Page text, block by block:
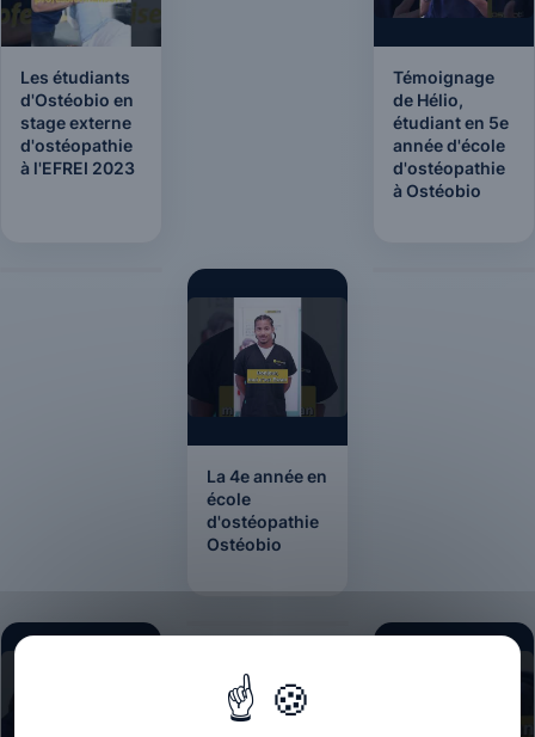
Les étudiants
d'Ostéobio en
stage externe
d'ostéopathie
à l'EFREI 2023
Témoignage
de Hélio,
étudiant en 5e
année d'école
d'ostéopathie
à Ostéobio
La 4e année en
école
d'ostéopathie
Ostéobio